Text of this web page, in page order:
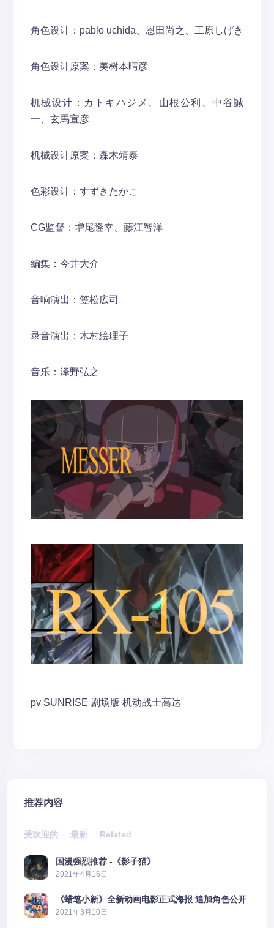
角色设计：pablo uchida、恩田尚之、工原しげき
角色设计原案：美树本晴彦
机械设计：カトキハジメ、山根公利、中谷誠
一、玄馬宣彦
机械设计原案：森木靖泰
色彩设计：すずきたかこ
CG监督：増尾隆幸、藤江智洋
編集：今井大介
音响演出：笠松広司
录音演出：木村絵理子
音乐：泽野弘之
pv SUNRISE 剧场版 机动战士高达
推荐内容
受欢迎的 最新 Related
国漫强烈推荐 -《影子猫》
2021年4月16日
《蜡笔小新》全新动画电影正式海报 追加角色公开
2021年3月10日